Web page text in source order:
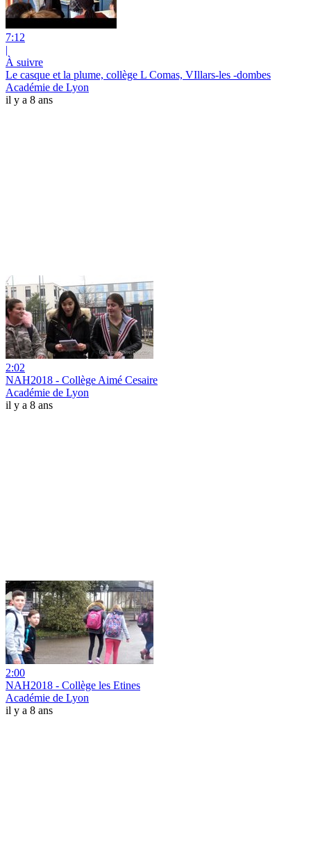
7:12
|
À suivre
Le casque et la plume, collège L Comas, VIllars-les -dombes
Académie de Lyon
il y a 8 ans
2:02
NAH2018 - Collège Aimé Cesaire
Académie de Lyon
il y a 8 ans
2:00
NAH2018 - Collège les Etines
Académie de Lyon
il y a 8 ans